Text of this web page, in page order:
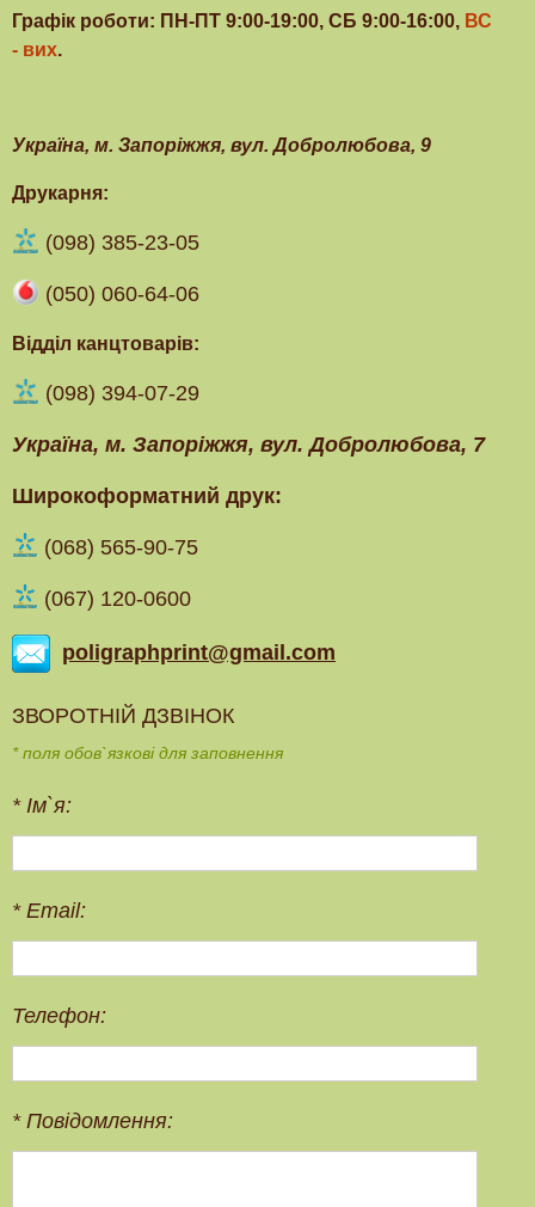
Графік роботи: ПН-ПТ 9:00-19:00, СБ 9:00-16:00, ВС
- вих.
Українa, м. Запоріжжя, вул. Добролюбова, 9
Друкарня:
(098) 385-23-05
(050) 060-64-06
Відділ канцтоварів:
(098) 394-07-29
Українa, м. Запоріжжя, вул. Добролюбова, 7
Широкоформатний друк:
(‎068) 565-90-75
(067) 120-0600
poligraphprint@gmail.com
ЗВОРОТНІЙ ДЗВІНОК
* поля обов`язкові для заповнення
*Ім`я:
*Email:
Телефон:
*Повідомлення: